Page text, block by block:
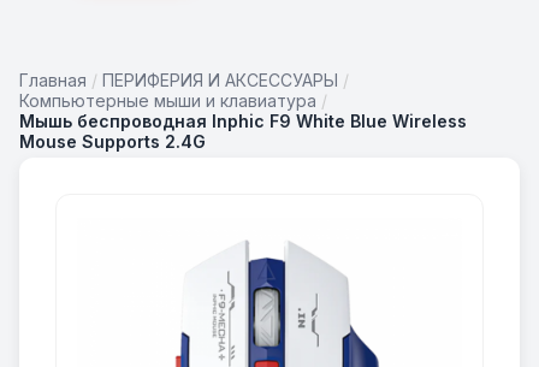
Главная / ПЕРИФЕРИЯ И АКСЕССУАРЫ /
Компьютерные мыши и клавиатура /
Мышь беспроводная Inphic F9 White Blue Wireless
Mouse Supports 2.4G